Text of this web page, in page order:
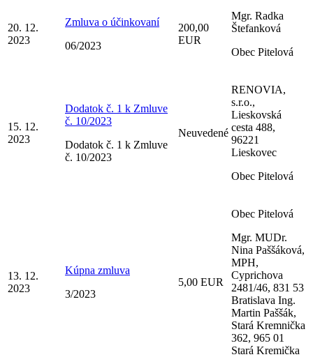
20. 12.
2023
Zmluva o účinkovaní
06/2023
200,00
EUR
Mgr. Radka
Štefanková
Obec Pitelová
15. 12.
2023
Dodatok č. 1 k Zmluve
č. 10/2023
Dodatok č. 1 k Zmluve
č. 10/2023
Neuvedené
RENOVIA,
s.r.o.,
Lieskovská
cesta 488,
96221
Lieskovec
Obec Pitelová
13. 12.
2023
Kúpna zmluva
3/2023
5,00 EUR
Obec Pitelová
Mgr. MUDr.
Nina Paššáková,
MPH,
Cyprichova
2481/46, 831 53
Bratislava Ing.
Martin Paššák,
Stará Kremnička
362, 965 01
Stará Kremička